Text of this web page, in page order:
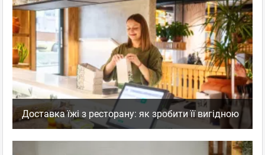
Доставка їжі з ресторану: як зробити її вигідною